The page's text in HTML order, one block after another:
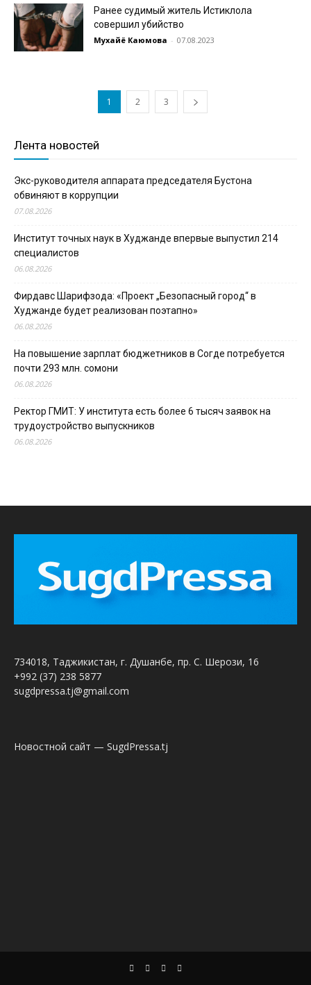
Ранее судимый житель Истиклола
совершил убийство
Мухайё Каюмова - 07.08.2023
1 2 3
Лента новостей
Экс-руководителя аппарата председателя Бустона
обвиняют в коррупции
07.08.2026
Институт точных наук в Худжанде впервые выпустил 214
специалистов
06.08.2026
Фирдавс Шарифзода: «Проект „Безопасный город“ в
Худжанде будет реализован поэтапно»
06.08.2026
На повышение зарплат бюджетников в Согде потребуется
почти 293 млн. сомони
06.08.2026
Ректор ГМИТ: У института есть более 6 тысяч заявок на
трудоустройство выпускников
06.08.2026
734018, Таджикистан, г. Душанбе, пр. С. Шерози, 16
+992 (37) 238 5877
sugdpressa.tj@gmail.com
Новостной сайт — SugdPressa.tj